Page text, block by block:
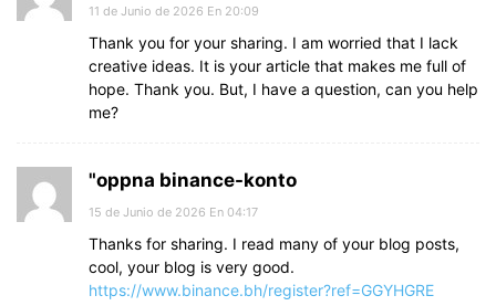
11 de Junio de 2026 En 20:09
Thank you for your sharing. I am worried that I lack
creative ideas. It is your article that makes me full of
hope. Thank you. But, I have a question, can you help
me?
"oppna binance-konto
15 de Junio de 2026 En 04:17
Thanks for sharing. I read many of your blog posts,
cool, your blog is very good.
https://www.binance.bh/register?ref=GGYHGRE